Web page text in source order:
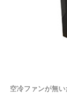
空冷ファンが無